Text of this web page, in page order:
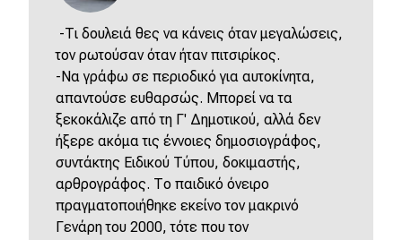
-Τι δουλειά θες να κάνεις όταν μεγαλώσεις,
τον ρωτούσαν όταν ήταν πιτσιρίκος.
-Να γράφω σε περιοδικό για αυτοκίνητα,
απαντούσε ευθαρσώς. Μπορεί να τα
ξεκοκάλιζε από τη Γ' Δημοτικού, αλλά δεν
ήξερε ακόμα τις έννοιες δημοσιογράφος,
συντάκτης Ειδικού Τύπου, δοκιμαστής,
αρθρογράφος. Το παιδικό όνειρο
πραγματοποιήθηκε εκείνο τον μακρινό
Γενάρη του 2000, τότε που τον